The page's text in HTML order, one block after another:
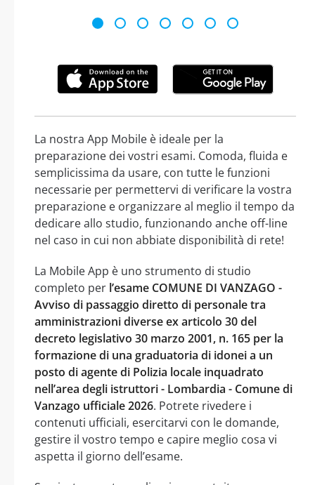
La nostra App Mobile è ideale per la
preparazione dei vostri esami. Comoda, fluida e
semplicissima da usare, con tutte le funzioni
necessarie per permettervi di verificare la vostra
preparazione e organizzare al meglio il tempo da
dedicare allo studio, funzionando anche off-line
nel caso in cui non abbiate disponibilità di rete!
La Mobile App è uno strumento di studio
completo per l’esame COMUNE DI VANZAGO -
Avviso di passaggio diretto di personale tra
amministrazioni diverse ex articolo 30 del
decreto legislativo 30 marzo 2001, n. 165 per la
formazione di una graduatoria di idonei a un
posto di agente di Polizia locale inquadrato
nell’area degli istruttori - Lombardia - Comune di
Vanzago ufficiale 2026. Potrete rivedere i
contenuti ufficiali, esercitarvi con le domande,
gestire il vostro tempo e capire meglio cosa vi
aspetta il giorno dell’esame.